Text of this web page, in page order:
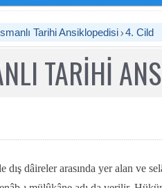
Tarihi Ansiklopedisi 4. Cild
TARİHİ
dış dâireler arasında yer alan ve